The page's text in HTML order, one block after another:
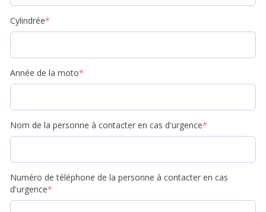
Cylindrée*
Année de la moto*
Nom de la personne à contacter en cas d'urgence*
Numéro de téléphone de la personne à contacter en cas
d'urgence*